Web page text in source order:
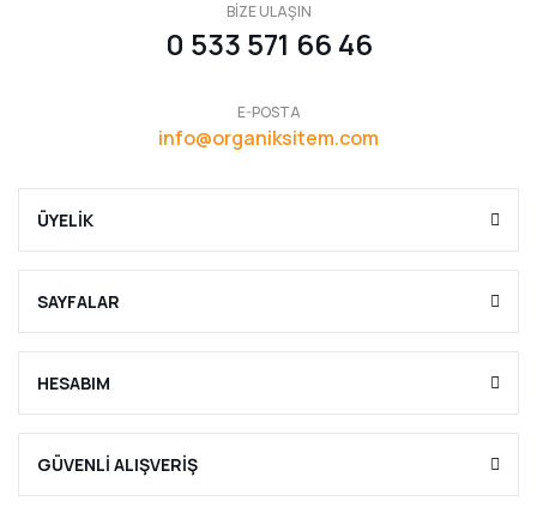
BİZE ULAŞIN
0 533 571 66 46
E-POSTA
info@organiksitem.com
ÜYELİK
SAYFALAR
HESABIM
GÜVENLİ ALIŞVERİŞ